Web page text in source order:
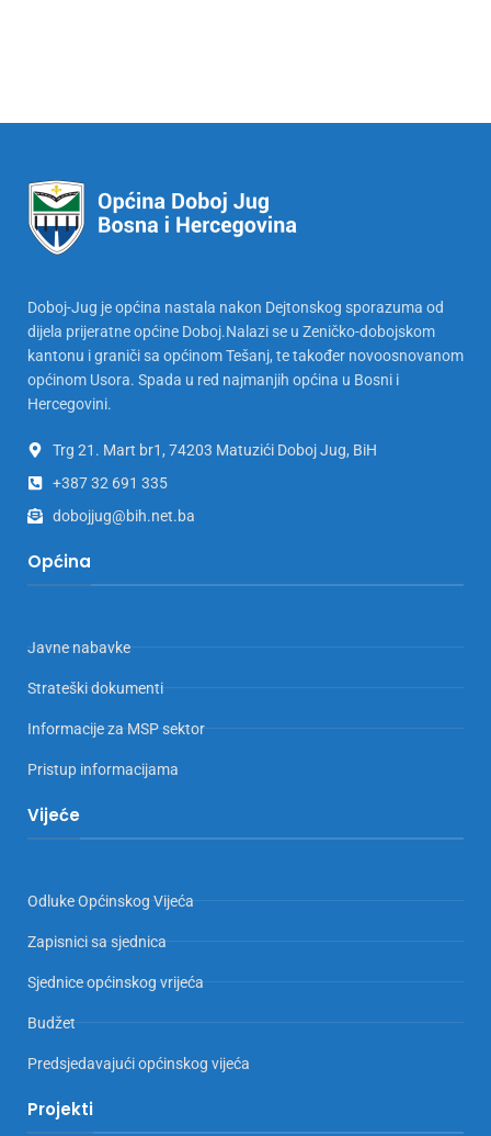
Doboj-Jug je općina nastala nakon Dejtonskog sporazuma od
dijela prijeratne općine Doboj.Nalazi se u Zeničko-dobojskom
kantonu i graniči sa općinom Tešanj, te također novoosnovanom
općinom Usora. Spada u red najmanjih općina u Bosni i
Hercegovini.
Trg 21. Mart br1, 74203 Matuzići Doboj Jug, BiH
+387 32 691 335
dobojjug@bih.net.ba
Općina
Javne nabavke
Strateški dokumenti
Informacije za MSP sektor
Pristup informacijama
Vijeće
Odluke Općinskog Vijeća
Zapisnici sa sjednica
Sjednice općinskog vrijeća
Budžet
Predsjedavajući općinskog vijeća
Projekti